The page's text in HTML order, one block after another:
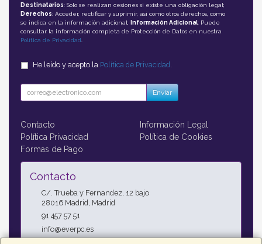
Destinatarios: Solo se realizan cesiones si existe una obligación legal;
Derechos: Acceder, rectificar y suprimir, así como otros derechos, como
se indica en la información adicional;
Información Adicional: Puede
consultar la información completa de Protección de Datos en nuestra
Política de Privacidad
He leído y acepto la Política de Privacidad
Enviar
Contacto
Información Legal
Política Privacidad
Política de Cookies
Formas de Pago
Contacto
C/. Trueba y Fernandez, 12 bajo
28016 Madrid Madrid
91 457 57 51
info@everpc.es